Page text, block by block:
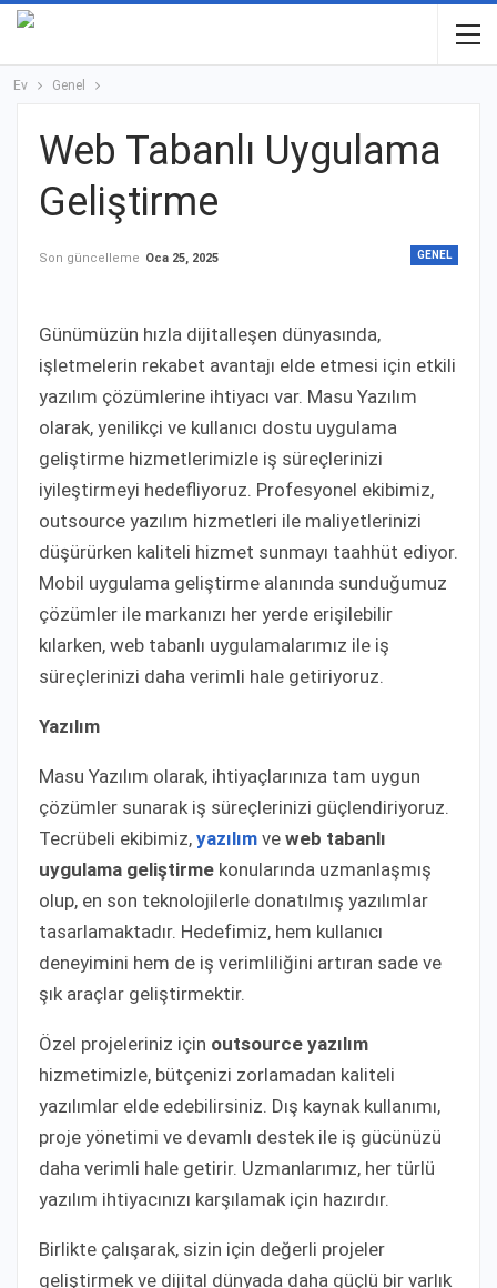
Ev Genel
Web Tabanlı Uygulama
Geliştirme
GENEL
Son güncelleme Oca 25, 2025
Günümüzün hızla dijitalleşen dünyasında,
işletmelerin rekabet avantajı elde etmesi için etkili
yazılım çözümlerine ihtiyacı var. Masu Yazılım
olarak, yenilikçi ve kullanıcı dostu uygulama
geliştirme hizmetlerimizle iş süreçlerinizi
iyileştirmeyi hedefliyoruz. Profesyonel ekibimiz,
outsource yazılım hizmetleri ile maliyetlerinizi
düşürürken kaliteli hizmet sunmayı taahhüt ediyor.
Mobil uygulama geliştirme alanında sunduğumuz
çözümler ile markanızı her yerde erişilebilir
kılarken, web tabanlı uygulamalarımız ile iş
süreçlerinizi daha verimli hale getiriyoruz.
Yazılım
Masu Yazılım olarak, ihtiyaçlarınıza tam uygun
çözümler sunarak iş süreçlerinizi güçlendiriyoruz.
Tecrübeli ekibimiz, yazılım ve web tabanlı
uygulama geliştirme konularında uzmanlaşmış
olup, en son teknolojilerle donatılmış yazılımlar
tasarlamaktadır. Hedefimiz, hem kullanıcı
deneyimini hem de iş verimliliğini artıran sade ve
şık araçlar geliştirmektir.
Özel projeleriniz için outsource yazılım
hizmetimizle, bütçenizi zorlamadan kaliteli
yazılımlar elde edebilirsiniz. Dış kaynak kullanımı,
proje yönetimi ve devamlı destek ile iş gücünüzü
daha verimli hale getirir. Uzmanlarımız, her türlü
yazılım ihtiyacınızı karşılamak için hazırdır.
Birlikte çalışarak, sizin için değerli projeler
geliştirmek ve dijital dünyada daha güçlü bir varlık